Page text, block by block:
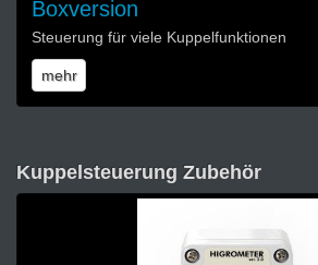
Boxversion
Steuerung für viele Kuppelfunktionen
mehr
Kuppelsteuerung Zubehör